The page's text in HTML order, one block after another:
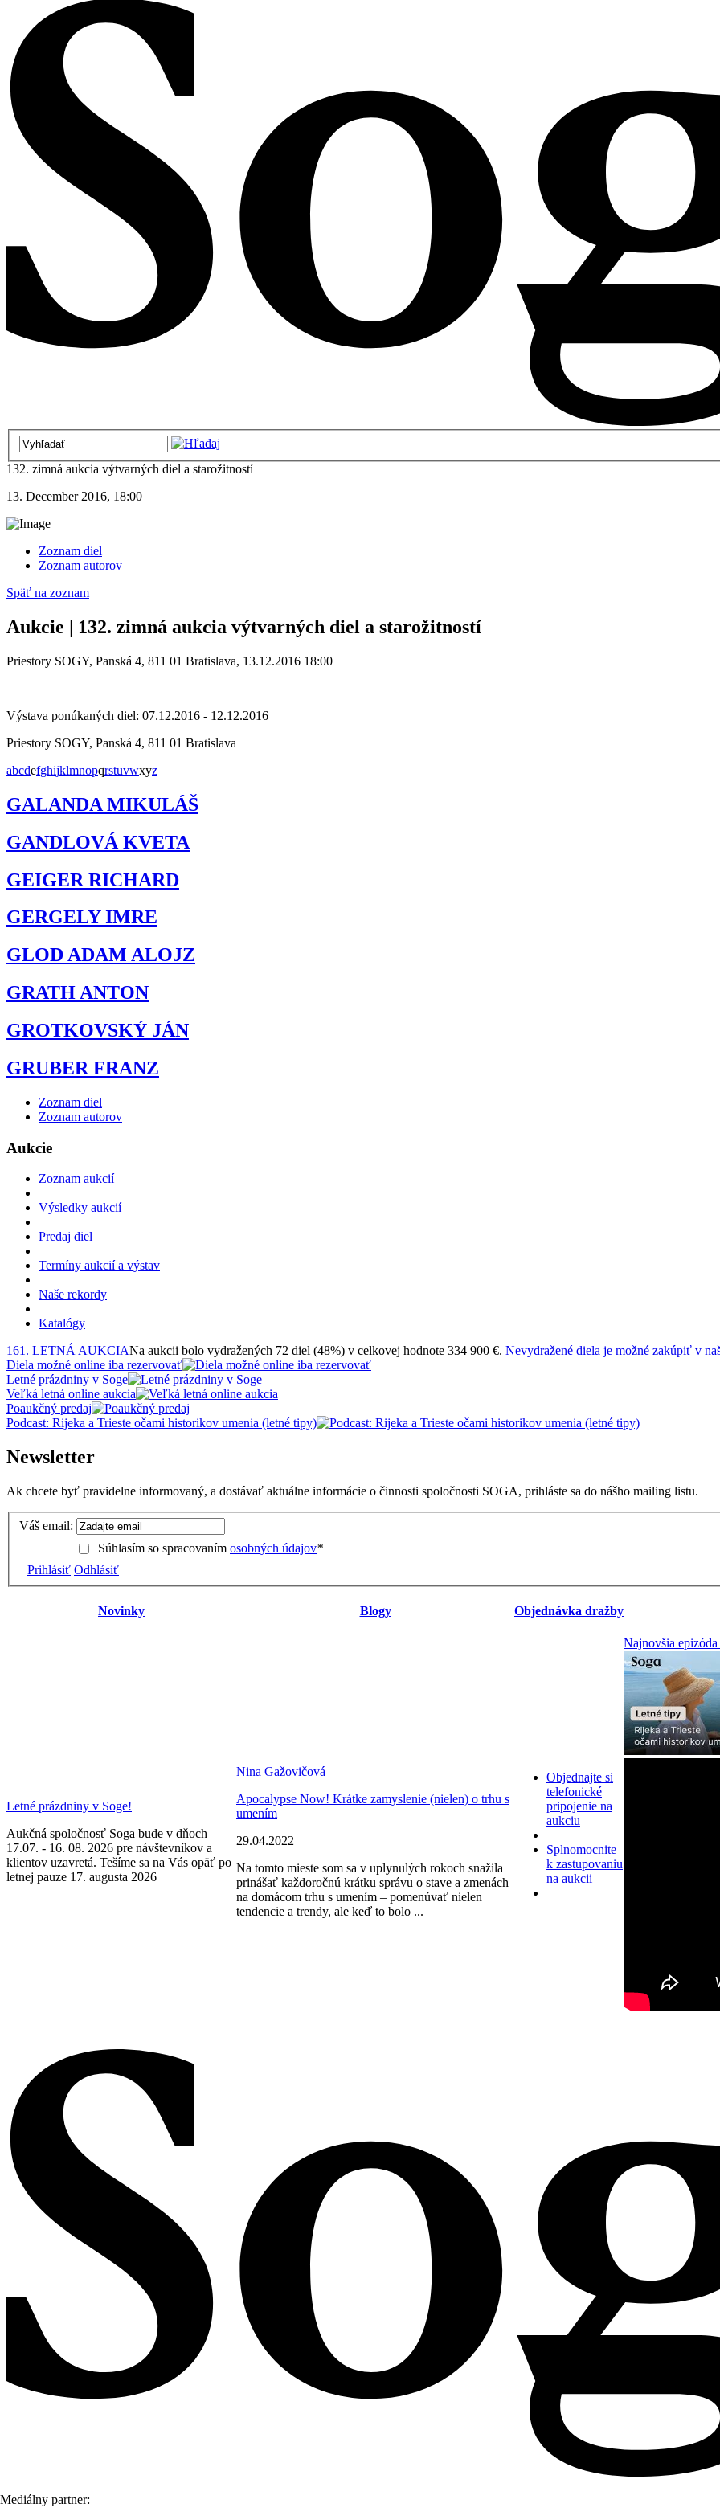
132. zimná aukcia výtvarných diel a starožitností
13. December 2016, 18:00
Zoznam diel
Zoznam autorov
Späť na zoznam
Aukcie | 132. zimná aukcia výtvarných diel a starožitností
Priestory SOGY, Panská 4, 811 01 Bratislava, 13.12.2016 18:00
Výstava ponúkaných diel: 07.12.2016 - 12.12.2016
Priestory SOGY, Panská 4, 811 01 Bratislava
abcdefghijklmnopqrstuvwxyz
GALANDA MIKULÁŠ
GANDLOVÁ KVETA
GEIGER RICHARD
GERGELY IMRE
GLOD ADAM ALOJZ
GRATH ANTON
GROTKOVSKÝ JÁN
GRUBER FRANZ
Zoznam diel
Zoznam autorov
Aukcie
Zoznam aukcií
Výsledky aukcií
Predaj diel
Termíny aukcií a výstav
Naše rekordy
Katalógy
161. LETNÁ AUKCIANa aukcii bolo vydražených 72 diel (48%) v celkovej hodnote 334 900 €. Nevydražené diela je možné zakúpiť v
Diela možné online iba rezervovať
Letné prázdniny v Soge
Veľká letná online aukcia
Poaukčný predaj
Podcast: Rijeka a Trieste očami historikov umenia (letné tipy)
Newsletter
Ak chcete byť pravidelne informovaný, a dostávať aktuálne informácie o činnosti spoločnosti SOGA, prihláste sa do nášho mailing listu.
Váš email:
Súhlasím so spracovaním osobných údajov*
Prihlásiť Odhlásiť
Novinky Blogy Objednávka dražby
Letné prázdniny v Soge!
Aukčná spoločnosť Soga bude v dňoch
17.07. - 16. 08. 2026 pre návštevníkov a
klientov uzavretá. Tešíme sa na Vás opäť po
letnej pauze 17. augusta 2026
Nina Gažovičová
Apocalypse Now! Krátke zamyslenie (nielen) o trhu s
umením
29.04.2022
Na tomto mieste som sa v uplynulých rokoch snažila
prinášať každoročnú krátku správu o stave a zmenách
na domácom trhu s umením – pomenúvať nielen
tendencie a trendy, ale keď to bolo ...
Objednajte si
telefonické
pripojenie na
aukciu
Splnomocnite
k zastupovaniu
na aukcii
Najnovšia epizóda
Mediálny partner: